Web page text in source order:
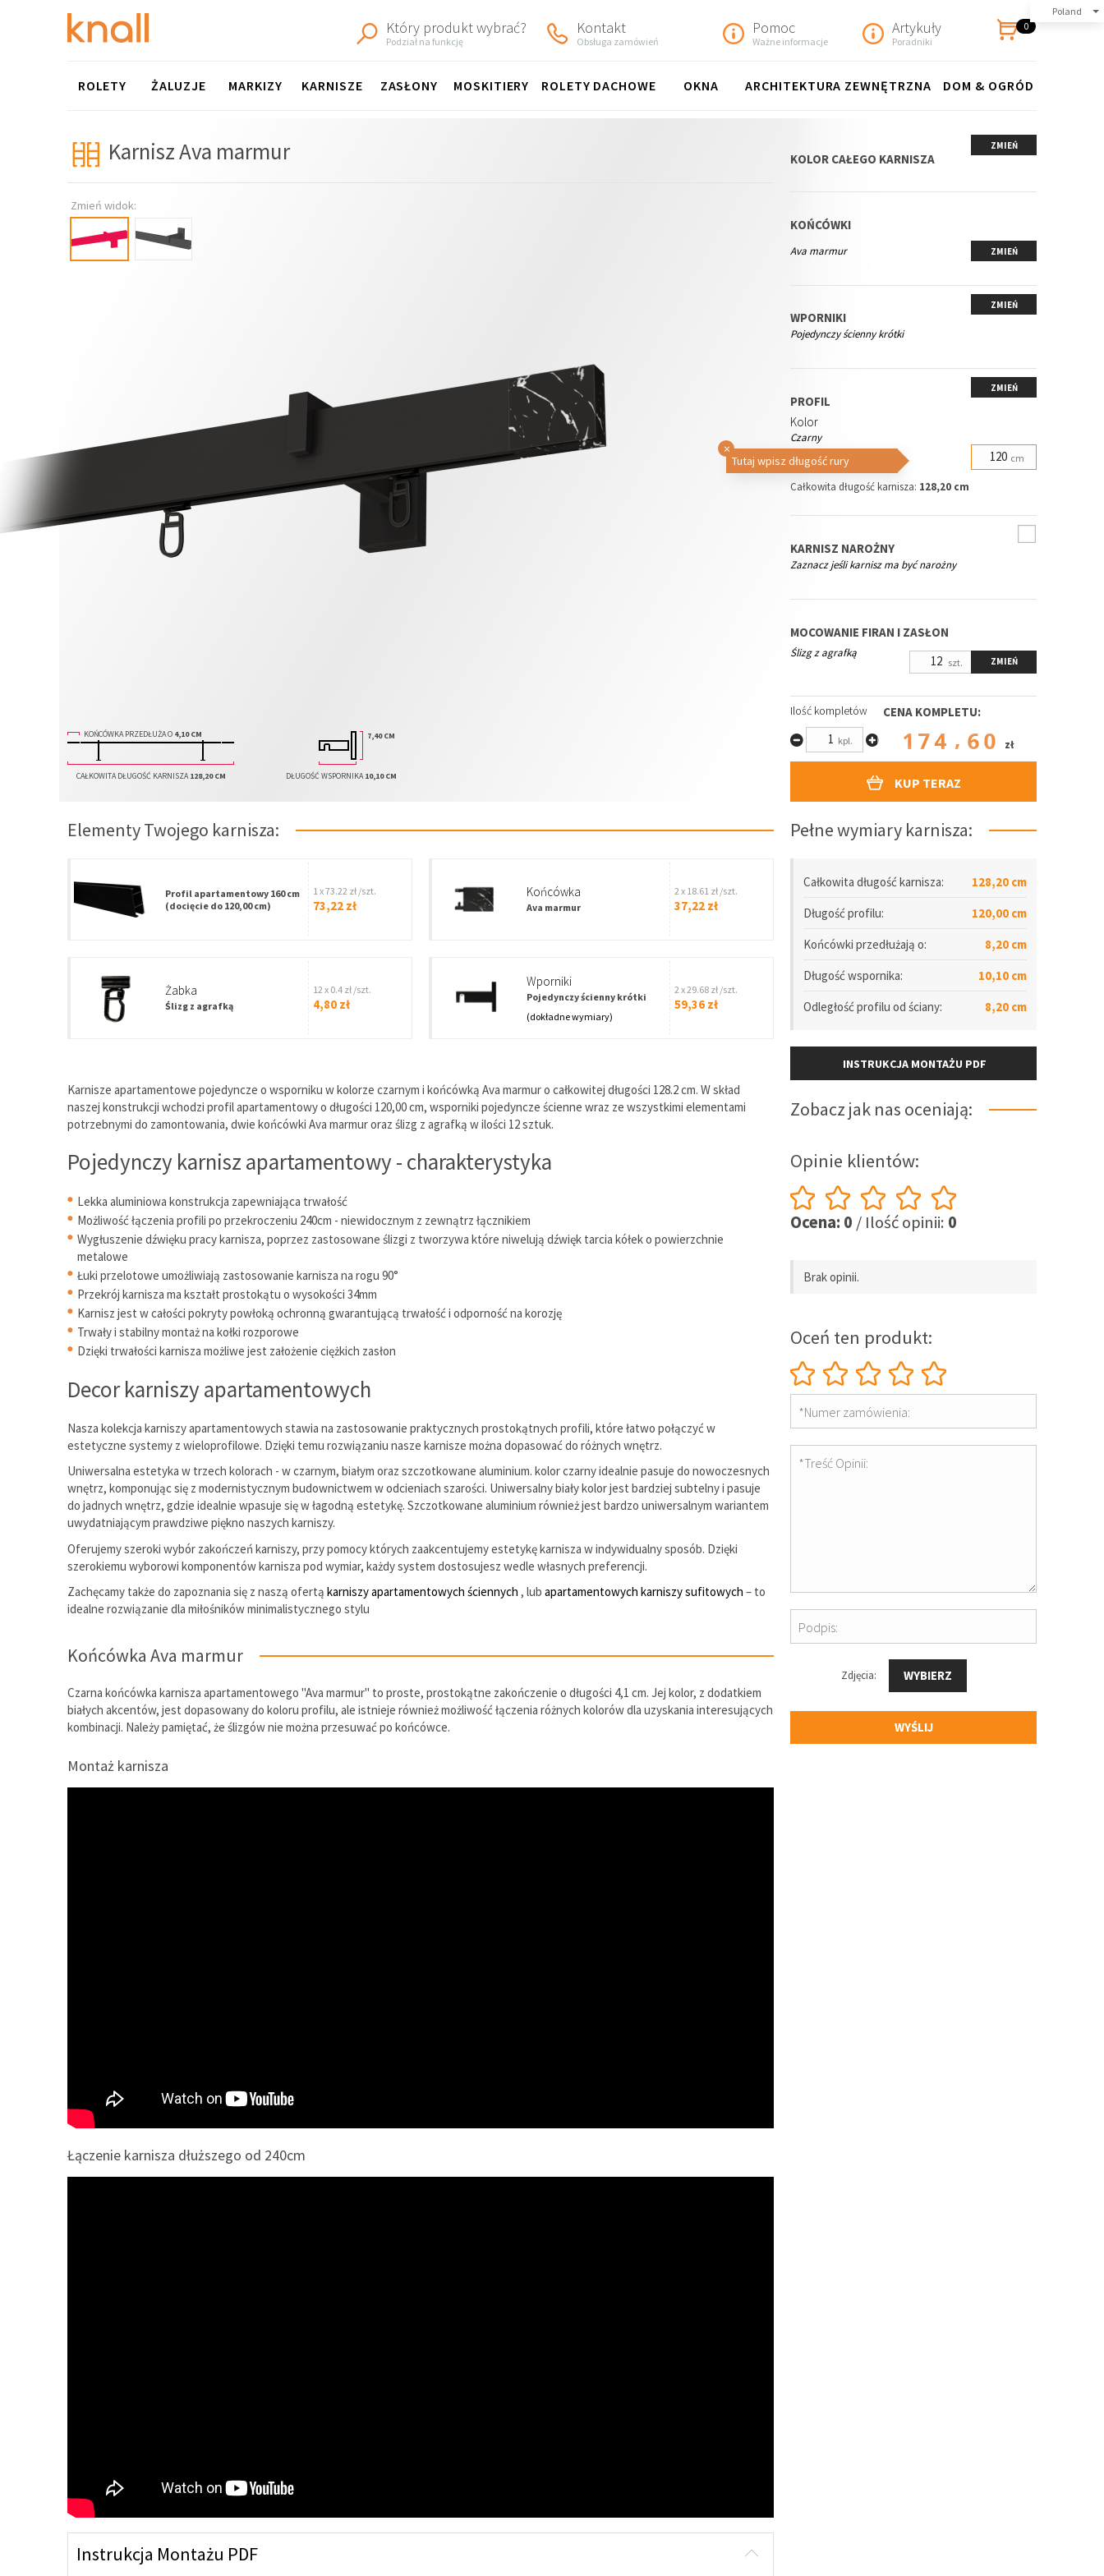
Poland
Który produkt wybrać?
Podział na funkcję
Kontakt
Obsługa zamówień
Pomoc
Ważne informacje
Artykuły
Poradniki
0
KARNISZE
ROLETY ŻALUZJE MARKIZY ZASŁONY MOSKITIERY ROLETY DACHOWE OKNA ARCHITEKTURA ZEWNĘTRZNA DOM & OGRÓD
Karnisz Ava marmur
KOŃCÓWKA PRZEDŁUŻA O 4,10 CM
CAŁKOWITA DŁUGOŚĆ KARNISZA 128,20 CM
7,40 CM
DŁUGOŚĆ WSPORNIKA 10,10 CM
KOLOR CAŁEGO KARNISZA
ZMIEŃ
KOŃCÓWKI
Ava marmur ZMIEŃ
WPORNIKI
Pojedynczy ścienny krótki
ZMIEŃ
PROFIL
ZMIEŃ
Kolor
Czarny
×
Tutaj wpisz długość rury
Długość profilu cm
Całkowita długość karnisza: 128,20 cm
KARNISZ NAROŻNY
Zaznacz jeśli karnisz ma być narożny
MOCOWANIE FIRAN I ZASŁON
Ślizg z agrafką
szt. ZMIEŃ
Ilość kompletów
kpl.
CENA KOMPLETU:
174.60 zł
KUP TERAZ
Zmień widok:
Elementy Twojego karnisza:
Profil apartamentowy 160 cm
(docięcie do 120,00 cm)
1 x 73.22 zł /szt.
73,22 zł
Końcówka
Ava marmur
2 x 18.61 zł /szt.
37,22 zł
Żabka
Ślizg z agrafką
12 x 0.4 zł /szt.
4,80 zł
wporniki
Pojedynczy ścienny krótki
(dokładne wymiary)
2 x 29.68 zł /szt.
59,36 zł
Karnisze apartamentowe pojedyncze o wsporniku w kolorze czarnym i końcówką Ava marmur o całkowitej długości 128.2 cm. W skład
naszej konstrukcji wchodzi profil apartamentowy o długości 120,00 cm, wsporniki pojedyncze ścienne wraz ze wszystkimi elementami
potrzebnymi do zamontowania, dwie końcówki Ava marmur oraz ślizg z agrafką w ilości 12 sztuk.
Pojedynczy karnisz apartamentowy - charakterystyka
Lekka aluminiowa konstrukcja zapewniająca trwałość
Możliwość łączenia profili po przekroczeniu 240cm - niewidocznym z zewnątrz łącznikiem
Wygłuszenie dźwięku pracy karnisza, poprzez zastosowane ślizgi z tworzywa które niwelują dźwięk tarcia kółek o powierzchnie
metalowe
Łuki przelotowe umożliwiają zastosowanie karnisza na rogu 90°
Przekrój karnisza ma kształt prostokątu o wysokości 34mm
Karnisz jest w całości pokryty powłoką ochronną gwarantującą trwałość i odporność na korozję
Trwały i stabilny montaż na kołki rozporowe
Dzięki trwałości karnisza możliwe jest założenie ciężkich zasłon
Decor karniszy apartamentowych
Nasza kolekcja karniszy apartamentowych stawia na zastosowanie praktycznych prostokątnych profili, które łatwo połączyć w
estetyczne systemy z wieloprofilowe. Dzięki temu rozwiązaniu nasze karnisze można dopasować do różnych wnętrz.
Uniwersalna estetyka w trzech kolorach - w czarnym, białym oraz szczotkowane aluminium. kolor czarny idealnie pasuje do nowoczesnych
wnętrz, komponując się z modernistycznym budownictwem w odcieniach szarości. Uniwersalny biały kolor jest bardziej subtelny i pasuje
do jadnych wnętrz, gdzie idealnie wpasuje się w łagodną estetykę. Szczotkowane aluminium również jest bardzo uniwersalnym wariantem
uwydatniającym prawdziwe piękno naszych karniszy.
Oferujemy szeroki wybór zakończeń karniszy, przy pomocy których zaakcentujemy estetykę karnisza w indywidualny sposób. Dzięki
szerokiemu wyborowi komponentów karnisza pod wymiar, każdy system dostosujesz wedle własnych preferencji.
Zachęcamy także do zapoznania się z naszą ofertą karniszy apartamentowych ściennych , lub apartamentowych karniszy sufitowych – to
idealne rozwiązanie dla miłośników minimalistycznego stylu
Końcówka Ava marmur
Czarna końcówka karnisza apartamentowego "Ava marmur" to proste, prostokątne zakończenie o długości 4,1 cm. Jej kolor, z dodatkiem
białych akcentów, jest dopasowany do koloru profilu, ale istnieje również możliwość łączenia różnych kolorów dla uzyskania interesujących
kombinacji. Należy pamiętać, że ślizgów nie można przesuwać po końcówce.
Montaż karnisza
Łączenie karnisza dłuższego od 240cm
Instrukcja Montażu PDF
Pełne wymiary karnisza:
Całkowita długość karnisza:
128,20 cm
Długośćprofilu:
120,00 cm
Końcówki przedłużają o:
8,20 cm
Długość wspornika:
10,10 cm
Odległośćprofilu od ściany: 8,20 cm
INSTRUKCJA MONTAŻU PDF
Zobacz jak nas oceniają:
Opinie klientów:
Ocena: 0 / Ilość opinii: 0
Brak opinii.
Oceń ten produkt:
*Numer zamówienia:
*Treść Opinii:
Podpis:
Zdjęcia: WYBIERZ
WYŚLIJ